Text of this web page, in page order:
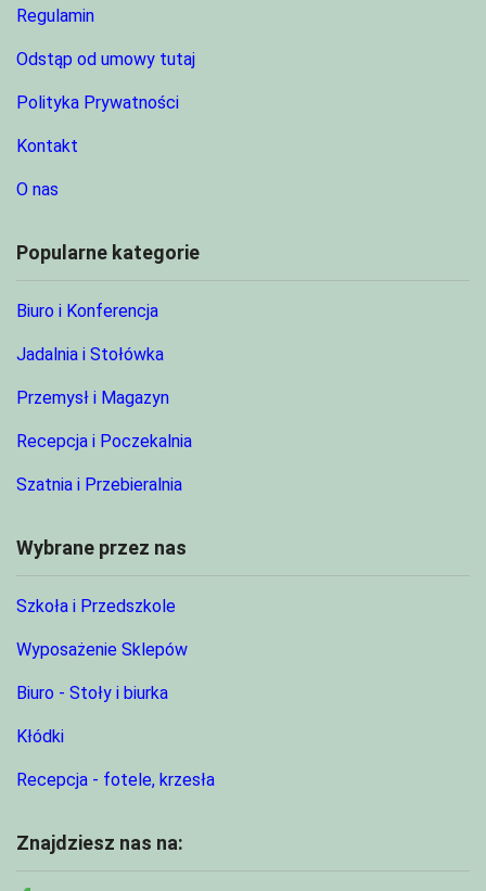
Regulamin
Odstąp od umowy tutaj
Polityka Prywatności
Kontakt
O nas
Popularne kategorie
Biuro i Konferencja
Jadalnia i Stołówka
Przemysł i Magazyn
Recepcja i Poczekalnia
Szatnia i Przebieralnia
Wybrane przez nas
Szkoła i Przedszkole
Wyposażenie Sklepów
Biuro - Stoły i biurka
Kłódki
Recepcja - fotele, krzesła
Znajdziesz nas na: